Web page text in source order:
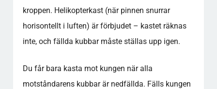
kroppen. Helikopterkast (när pinnen snurrar
horisontellt i luften) är förbjudet – kastet räknas
inte, och fällda kubbar måste ställas upp igen.
Du får bara kasta mot kungen när alla
motståndarens kubbar är nedfällda. Fälls kungen